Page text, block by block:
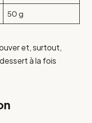
50 g
et, surtout,
à la fois